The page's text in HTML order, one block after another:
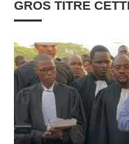
GROS TITRE